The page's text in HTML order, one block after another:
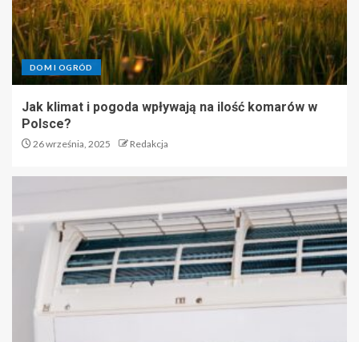
DOM I OGRÓD
Jak klimat i pogoda wpływają na ilość komarów w
Polsce?
26 września, 2025 Redakcja